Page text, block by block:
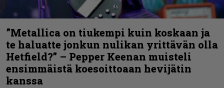
”Metallica on tiukempi kuin koskaan ja
te haluatte jonkun nulikan yrittävän olla
Hetfield?” – Pepper Keenan muisteli
ensimmäistä koesoittoaan hevijätin
kanssa